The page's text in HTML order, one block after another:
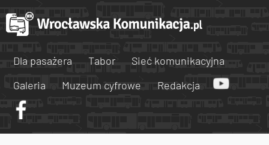
Dla pasażera Tabor
Sieć komunikacyjna
Galeria
Muzeum cyfrowe Redakcja